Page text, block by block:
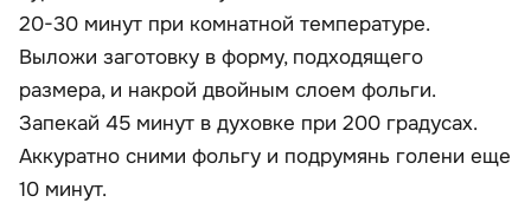
20-30 минут при комнатной температуре.
Выложи заготовку в форму, подходящего
размера, и накрой двойным слоем фольги.
Запекай 45 минут в духовке при 200 градусах.
Аккуратно сними фольгу и подрумянь голени еще
10 минут.